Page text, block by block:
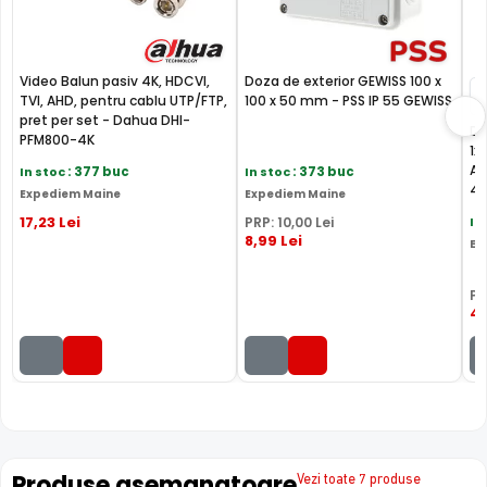
filtreze alarmele false si permite clasificarea
evenimentelor generate de oameni sau masini
lentila ce ofera un unghi fix de vizualizare, ce nu poate fi
Video Balun pasiv 4K, HDCVI,
TVI, AHD, pentru cablu UTP/FTP,
pret per set - Dahua DHI-
PFM800-4K
In stoc: 377 buc
Expediem Maine
17,23 Lei
Doza de exterior GEWISS 100 x
100 x 50 mm - PSS IP 55 GEWISS
In stoc: 373 buc
Expediem Maine
PRP: 10,00 Lei
8,99 Lei
In
Vezi toate 7 produse